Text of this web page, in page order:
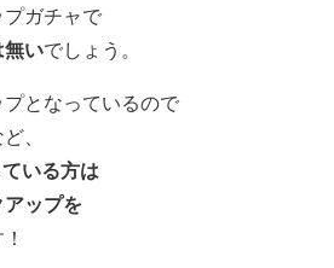
ガチャで
いでしょう。
となっているので
、
いる方は
ップを